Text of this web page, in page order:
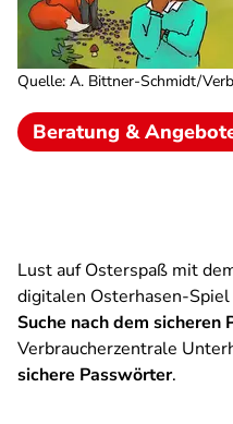
Quelle: A. Bittner-Schmidt/
Beratung &
Lust auf Osterspaß mit
digitalen Osterhasen-
Suche nach dem sicheren
Verbraucherzentrale
sichere Passwörter.